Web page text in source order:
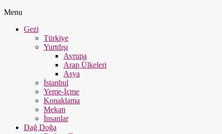
Menu
Gezi
Türkiye
Yurtdışı
Avrupa
Arap Ülkeleri
Asya
İstanbul
Yeme-İçme
Konaklama
Mekan
İnsanlar
Dağ Doğa